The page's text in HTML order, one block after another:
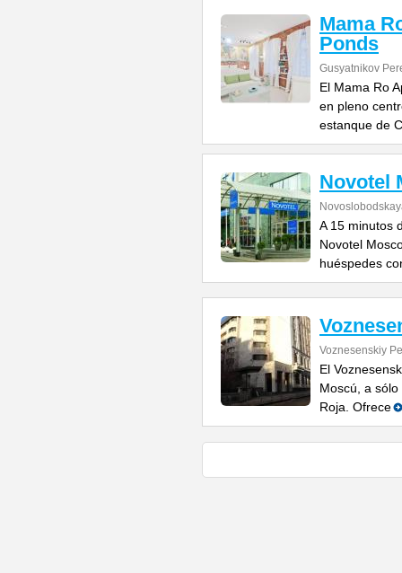
Mama
Ponds
Gusyatnikov
El Mama Ro
en pleno
estanque de
Novotel
A 15 minutos
Novotel
huéspedes
Voznesenskiy
El
Moscú, a
Roja. Ofrece